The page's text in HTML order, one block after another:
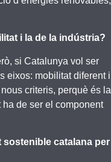
i la de la indústria?
si Catalunya vol ser
eixos: mobilitat diferent i
criteris, perquè és la
de ser el component
sostenible catalana per